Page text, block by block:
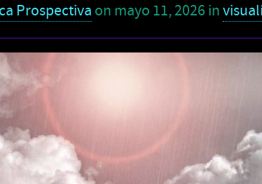
Prospectiva on mayo 11, 2026 in